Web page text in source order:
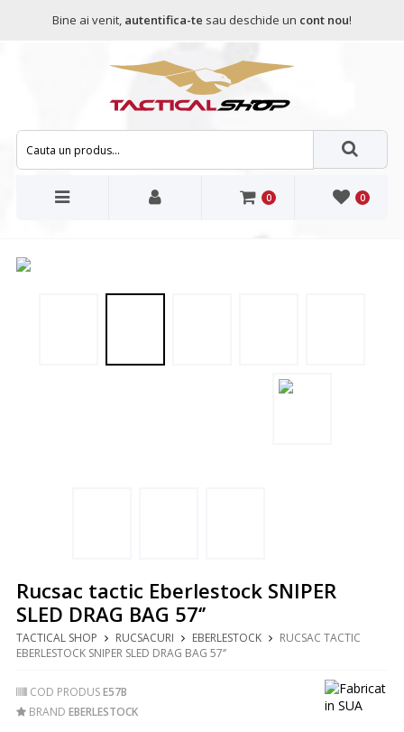
Bine ai venit, autentifica-te sau deschide un cont nou!
0 0
Rucsac tactic Eberlestock SNIPER
SLED DRAG BAG 57‘’
TACTICAL SHOP RUCSACURI EBERLESTOCK
RUCSAC TACTIC
EBERLESTOCK SNIPER SLED DRAG BAG 57‘’
COD PRODUSE57B
BRAND EBERLESTOCK